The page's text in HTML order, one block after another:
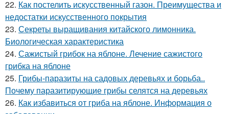
22. Как постелить искусственный газон. Преимущества и
недостатки искусственного покрытия
23. Секреты выращивания китайского лимонника.
Биологическая характеристика
24. Сажистый грибок на яблоне. Лечение сажистого
грибка на яблоне
25. Грибы-паразиты на садовых деревьях и борьба..
Почему паразитирующие грибы селятся на деревьях
26. Как избавиться от гриба на яблоне. Информация о